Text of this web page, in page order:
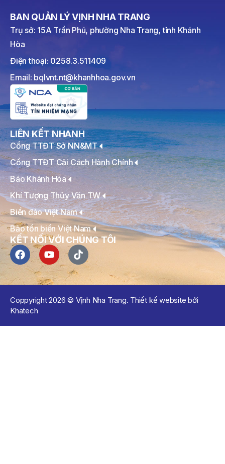
BAN QUẢN LÝ VỊNH NHA TRANG
Trụ sở: 15A Trần Phú, phường Nha Trang, tỉnh Khánh
Hòa
Điện thoại: 0258.3.511409
Email: bqlvnt.nt@khanhhoa.gov.vn
LIÊN KẾT NHANH
Cổng TTĐT Sở NN&MT
Cổng TTĐT Cải Cách Hành Chính
Báo Khánh Hòa
Khí Tượng Thủy Văn TW
Biển đảo Việt Nam
Bảo tồn biển Việt Nam
KẾT NỐI VỚI CHÚNG TÔI
Coppyright 2026 © Vịnh Nha Trang. Thiết kế website bởi
Khatech